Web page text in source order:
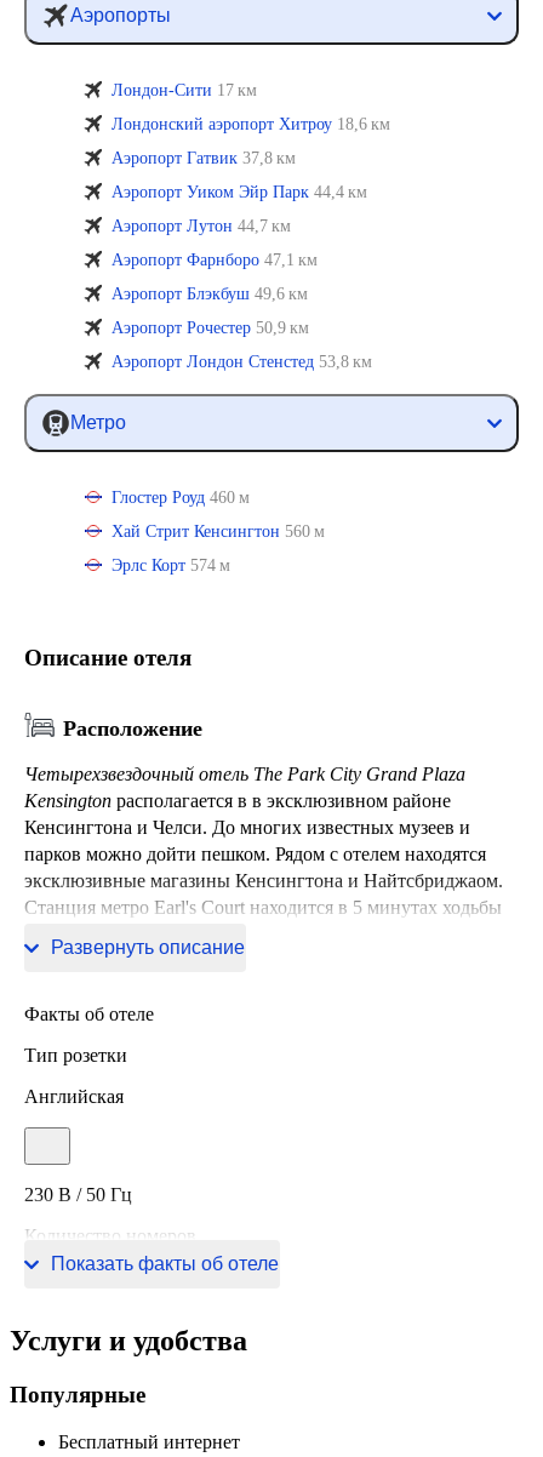
Аэропорты
Лондон-Сити 17 км
Лондонский аэропорт Хитроу 18,6 км
Аэропорт Гатвик 37,8 км
Аэропорт Уиком Эйр Парк 44,4 км
Аэропорт Лутон 44,7 км
Аэропорт Фарнборо 47,1 км
Аэропорт Блэкбуш 49,6 км
Аэропорт Рочестер 50,9 км
Аэропорт Лондон Стенстед 53,8 км
Метро
Глостер Роуд 460 м
Хай Стрит Кенсингтон 560 м
Эрлс Корт 574 м
Описание отеля
Расположение
Четырехзвездочный отель The Park City Grand Plaza
Kensington располагается в в эксклюзивном районе
Кенсингтона и Челси. До многих известных музеев и
парков можно дойти пешком. Рядом с отелем находятся
эксклюзивные магазины Кенсингтона и Найтсбриджаом.
Станция метро Earl's Court находится в 5 минутах ходьбы
Развернуть описание
Факты об отеле
Тип розетки
Английская
230 В / 50 Гц
Количество номеров
76 номеров
Показать факты об отеле
Услуги и удобства
Популярные
Бесплатный интернет